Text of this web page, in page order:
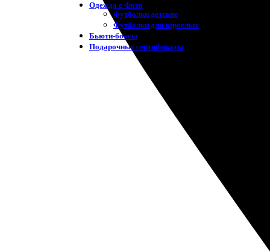
Одежда с Фото
Футболки детские
Футболки для взрослых
Бьюти-боксы
Подарочные сертификаты